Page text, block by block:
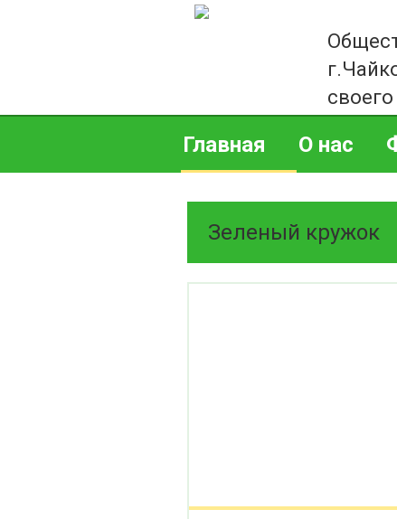
Главная О нас
Зеленый кружок